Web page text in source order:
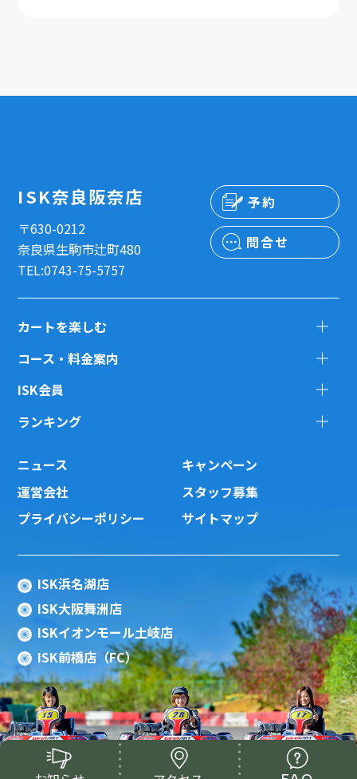
ISK奈良阪奈店
〒630-0212
奈良県生駒市辻町480
TEL:0743-75-5757
予約
問合せ
カートを楽しむ
コース・料金案内
ISK会員
ランキング
ニュース
キャンペーン
運営会社
スタッフ募集
プライバシーポリシー
サイトマップ
ISK浜名湖店
ISK大阪舞洲店
ISKイオンモール土岐店
ISK前橋店（FC）
Copyright(c) 2015 ISK Co., Ltd.All Rights
Reserved.